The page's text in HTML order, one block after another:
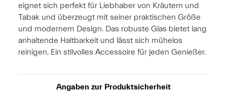
eignet sich perfekt für Liebhaber von Kräutern und
Tabak und überzeugt mit seiner praktischen Größe
und modernem Design. Das robuste Glas bietet lang
anhaltende Haltbarkeit und lässt sich mühelos
reinigen. Ein stilvolles Accessoire für jeden Genießer.
Angaben zur Produktsicherheit